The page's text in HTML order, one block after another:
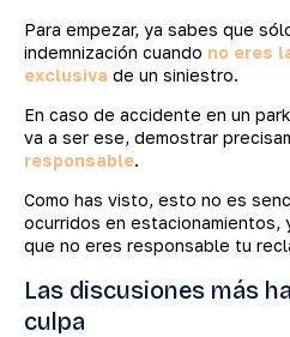
Para empezar, ya sabes que
indemnización cuando no eres
exclusiva de un siniestro.
En caso de accidente en un
va a ser ese, demostrar
responsable.
Como has visto, esto no es
ocurridos en estacionamientos,
que no eres responsable tu
Las discusiones más
culpa